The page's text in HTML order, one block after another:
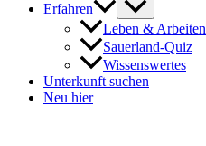
Erfahren
Leben & Arbeiten
Sauerland-Quiz
Wissenswertes
Unterkunft suchen
Neu hier